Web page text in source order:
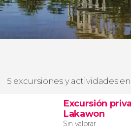
5 excursiones y actividades
Excursión
Lakawon
Sin valorar